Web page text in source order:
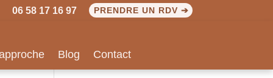
PRENDRE UN RDV ➔
06 58 17 16 97
Blog Contact